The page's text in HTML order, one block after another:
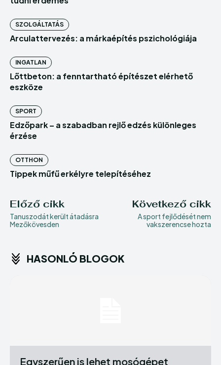
SZOLGÁLTATÁS
Arculattervezés: a márkaépítés pszichológiája
INGATLAN
Lőttbeton: a fenntartható építészet elérhető
eszköze
SPORT
Edzőpark – a szabadban rejlő edzés különleges
érzése
OTTHON
Tippek műfű erkélyre telepítéséhez
Előző cikk
Tanuszodát került átadásra
Mezőkövesden
Következő cikk
A sport fejlődését nem
vakszerencse hozta
HASONLÓ BLOGOK
Egyszerűen is lehet mosógépet